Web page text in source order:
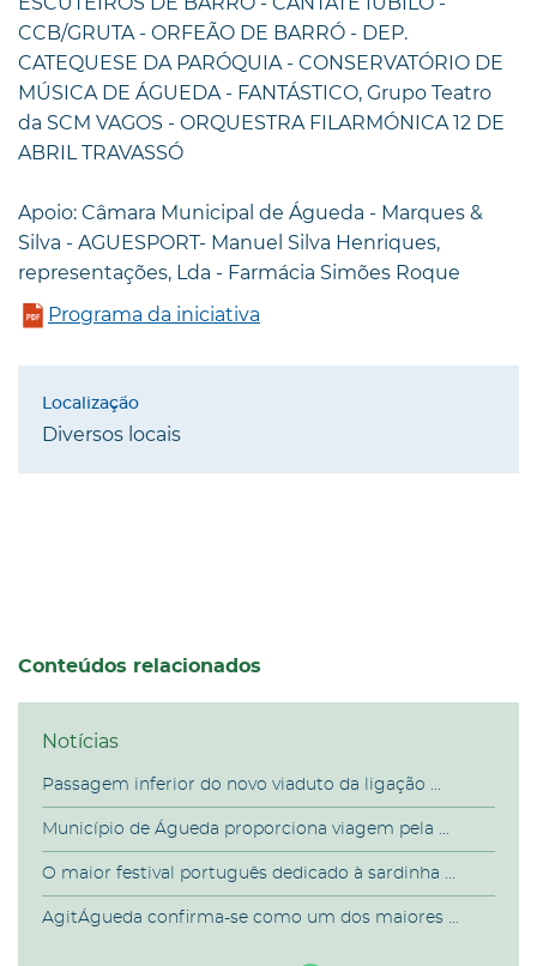
CCB/GRUTA - ORFEÃO DE BARRÓ - DEP.
CATEQUESE DA PARÓQUIA - CONSERVATÓRIO DE
MÚSICA DE ÁGUEDA - FANTÁSTICO, Grupo Teatro
da SCM VAGOS - ORQUESTRA FILARMÓNICA 12 DE
ABRIL TRAVASSÓ
Apoio: Câmara Municipal de Águeda - Marques &
Silva - AGUESPORT- Manuel Silva Henriques,
representações, Lda - Farmácia Simões Roque
Programa da iniciativa
Diversos locais
Conteúdos relacionados
Notícias
Passagem inferior do novo viaduto da ligação ...
Município de Águeda proporciona viagem pela ...
O maior festival português dedicado à sardinha ...
AgitÁgueda confirma-se como um dos maiores ...